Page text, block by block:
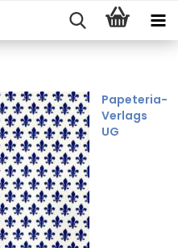
Papeteria-
Verlags
UG